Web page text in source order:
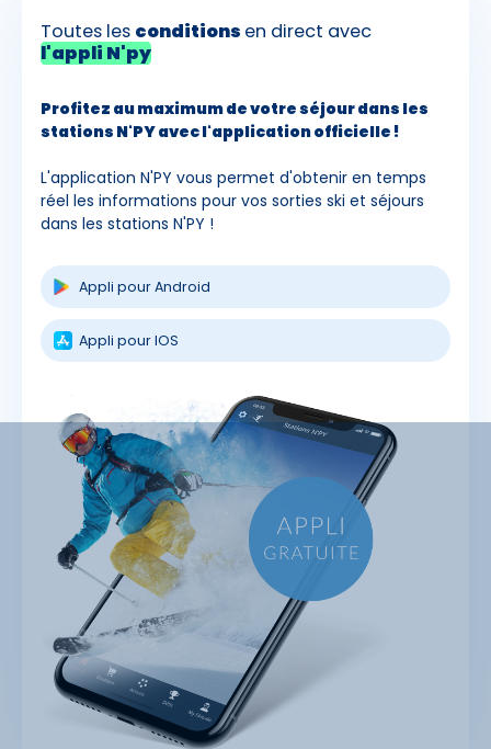
Toutes les conditions en direct avec
l'appli N'py
Profitez au maximum de votre séjour dans les
stations N'PY avec l'application officielle !
L'application N'PY vous permet d'obtenir en temps
réel les informations pour vos sorties ski et séjours
dans les stations N'PY !
Appli pour Android
Appli pour IOS